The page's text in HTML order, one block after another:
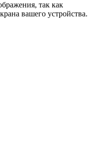
так как
вашего устройства.